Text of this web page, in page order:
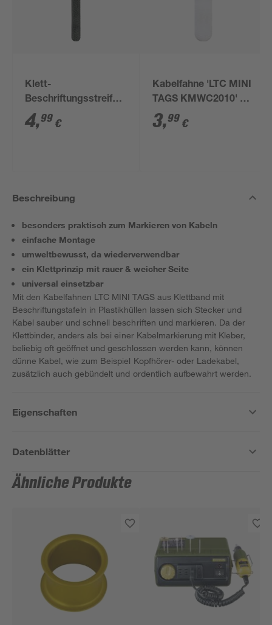
Klett-
Beschriftungsstreifen
'KMBS3010' 9 x 1,2 x
0,2 cm 10 Stück
4,99 €
Kabelfahne 'LTC MINI
TAGS KMWC2010' 9 x
1,2 x 0,2 cm 10 Stück
3,99 €
Beschreibung
besonders praktisch zum Markieren von Kabeln
einfache Montage
umweltbewusst, da wiederverwendbar
ein Klettprinzip mit rauer & weicher Seite
universal einsetzbar
Mit den Kabelfahnen LTC MINI TAGS aus Klettband mit
Beschriftungstafeln in Plastikhüllen lassen sich Stecker und
Kabel sauber und schnell beschriften und markieren. Da der
Klettbinder, anders als bei einer Kabelmarkierung mit Kleber,
beliebig oft geöffnet und geschlossen werden kann, können
dünne Kabel, wie zum Beispiel Kopfhörer- oder Ladekabel,
zusätzlich auch gebündelt und ordentlich aufbewahrt werden.
Eigenschaften
Datenblätter
Ähnliche Produkte